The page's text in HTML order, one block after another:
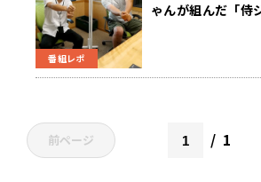
番組レポ
ゃんが組んだ「侍
前ページ 1